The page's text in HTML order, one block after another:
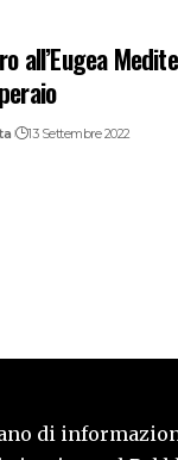
all’Eugea
13 Settembre 2022
di